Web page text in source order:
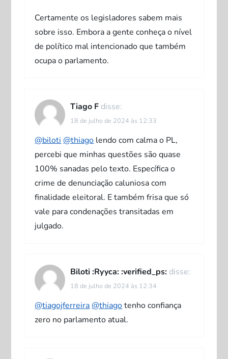
Certamente os legisladores sabem mais
sobre isso. Embora a gente conheça o nível
de político mal intencionado que também
ocupa o parlamento.
Tiago F disse:
18 de julho de 2024 às 12:33
@biloti @thiago lendo com calma o PL,
percebi que minhas questões são quase
100% sanadas pelo texto. Específica o
crime de denunciação caluniosa com
finalidade eleitoral. E também frisa que só
vale para condenações transitadas em
julgado.
Biloti :Ryyca: :verified_ps: disse:
18 de julho de 2024 às 12:34
@tiagojferreira @thiagotenho confiança
zero no parlamento atual.